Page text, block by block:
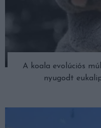
A koala evolúciós
nyugodt